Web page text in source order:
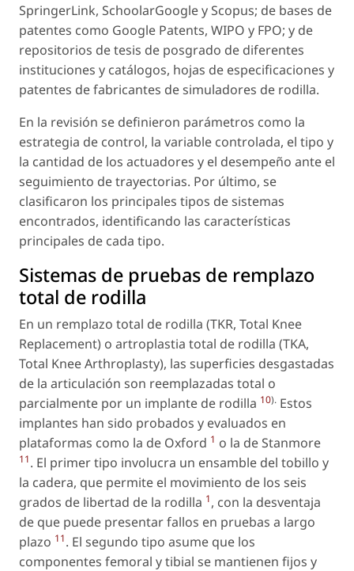
SpringerLink, SchoolarGoogle y Scopus; de bases de
patentes como Google Patents, WIPO y FPO; y de
repositorios de tesis de posgrado de diferentes
instituciones y catálogos, hojas de especificaciones y
patentes de fabricantes de simuladores de rodilla.
En la revisión se definieron parámetros como la
estrategia de control, la variable controlada, el tipo y
la cantidad de los actuadores y el desempeño ante el
seguimiento de trayectorias. Por último, se
clasificaron los principales tipos de sistemas
encontrados, identificando las características
principales de cada tipo.
Sistemas de pruebas de remplazo
total de rodilla
En un remplazo total de rodilla (TKR, Total Knee
Replacement) o artroplastia total de rodilla (TKA,
Total Knee Arthroplasty), las superficies desgastadas
de la articulación son reemplazadas total o
parcialmente por un implante de rodilla 10). Estos
implantes han sido probados y evaluados en
plataformas como la de Oxford 1 o la de Stanmore
11. El primer tipo involucra un ensamble del tobillo y
la cadera, que permite el movimiento de los seis
grados de libertad de la rodilla 1, con la desventaja
de que puede presentar fallos en pruebas a largo
plazo 11. El segundo tipo asume que los
componentes femoral y tibial se mantienen fijos y